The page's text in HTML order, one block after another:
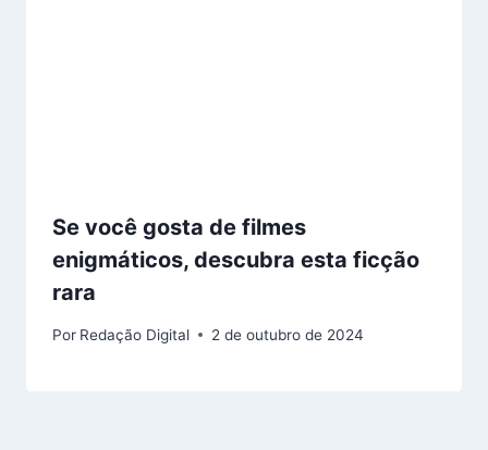
Se você gosta de filmes
enigmáticos, descubra esta ficção
rara
Por Redação Digital 2 de outubro de 2024